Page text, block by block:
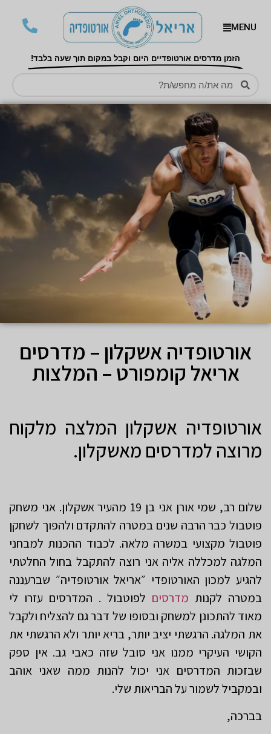
MENU
הזמן מדרסים אורטופדיים היום וקבל במקום תוך שעה בלבד!
אורטופדיה אשקלון – מדרסים
אריאל קומפורט – המלצות
אורטופדיה אשקלון המלצה מלקוח
מרוצה למדרסים מאשקלון.
שלום רב, שמי אורן אני בן 19 מהעיר אשקלון. אני משחק
פוטבול כבר הרבה שנים במטרה להתקדם ולהפוך לשחקן
פוטבול מקצועי במשרה מלאה. לכבוד ההכנות למבחני
המלגה למכללה אליה אני רוצה להתקבל בחול החלטתי
להגיע למכון האורטופדי ״אריאל אורטופדיה״ שברעננה
במטרה לקנות מדרסים לפוטבול . המדרסים עזרו לי
מאוד להתכונן למשחק ובסופו של דבר גם להצליח ולקבל
את המלגה. הרגשתי יציב יותר, בריא יותר ולא הרגשתי את
הקושי העיקרי ממנו אני סובל שזה כאבי גב. אין ספק
שבזכות המדרסים אני יכול להנות ממה שאני אוהב
ובמקביל לשמור על הבריאות שלי.
בברכה,